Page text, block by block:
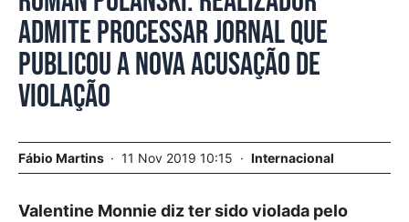
admite processar jornal que
publicou a nova acusação de
violação
Fábio Martins 11 Nov 2019 10:15 Internacional
Valentine Monnie diz ter sido violada pelo